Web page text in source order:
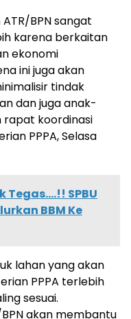
BPN sangat
karena berkaitan
ekonomi
ini juga akan
tindak
dan juga anak-
rapat koordinasi
PPPA, Selasa
Tegas....!! SPBU
BBM Ke
lahan yang akan
PPPA terlebih
sesuai.
akan membantu